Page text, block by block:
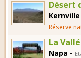
Désert
Kernville
Réserve
La
Napa -